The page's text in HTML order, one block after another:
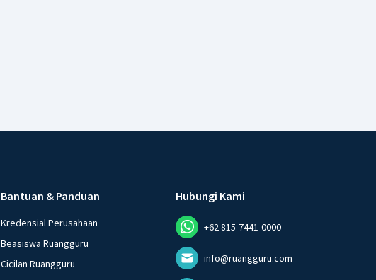
Bantuan & Panduan
Kredensial Perusahaan
Beasiswa Ruangguru
Cicilan Ruangguru
Hubungi Kami
+62 815-7441-0000
info@ruangguru.com